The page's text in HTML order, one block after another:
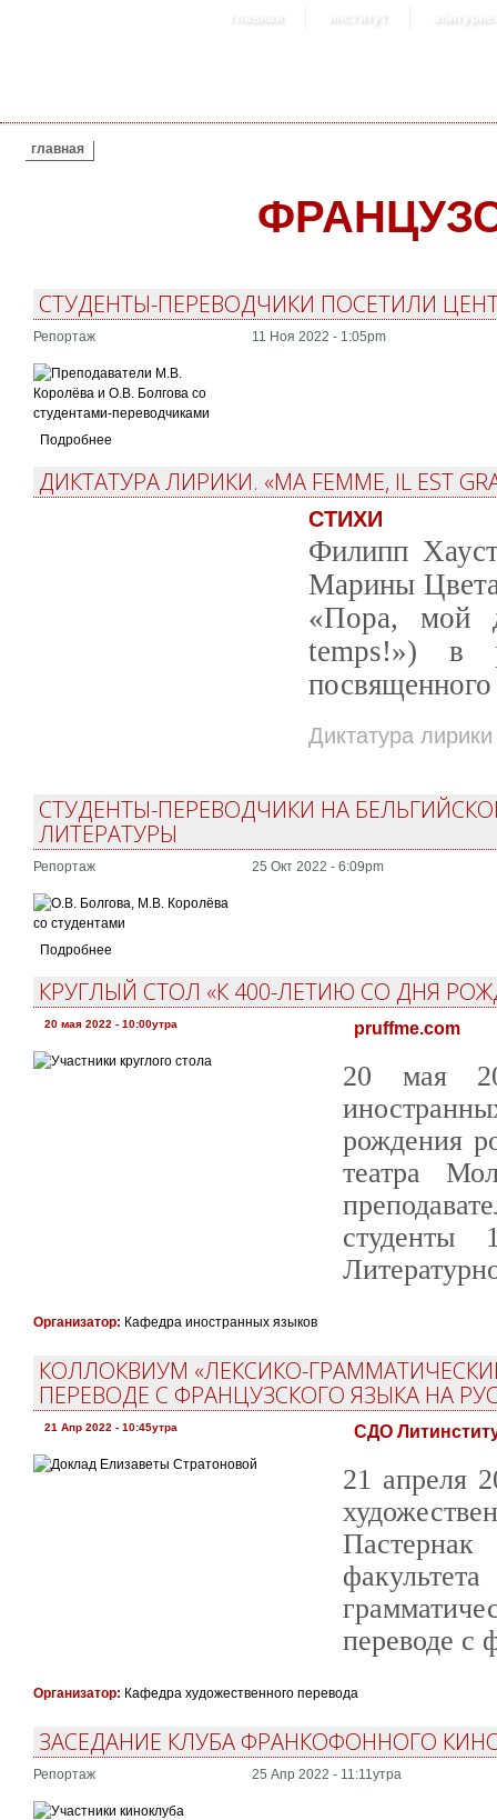
главная институт
ВЫ ЗДЕСЬ
главная
СТУДЕНТЫ-ПЕРЕВОДЧИКИ ПОСЕТИЛИ
Репортаж 11 Ноя 2022 - 1:05pm
Подробнее
ДИКТАТУРА ЛИРИКИ. «MA FEMME, IL EST
СТИХИ
Филипп
Марины
«Пора, мой
temps!») в
Диктатура лирики
СТУДЕНТЫ-ПЕРЕВОДЧИКИ НА
ЛИТЕРАТУРЫ
Репортаж 25 Окт 2022 - 6:09pm
Подробнее
КРУГЛЫЙ СТОЛ «К 400-ЛЕТИЮ СО ДНЯ
20 мая 2022 - 10:00утра pruffme.com
20 мая
рождения
театра
Организатор: Кафедра иностранных языков
КОЛЛОКВИУМ «ЛЕКСИКО-
ПЕРЕВОДЕ С ФРАНЦУЗСКОГО ЯЗЫКА НА
21 Апр 2022 - 10:45утра СДО
21 апреля
переводе с
Организатор: Кафедра художественного перевода
ЗАСЕДАНИЕ КЛУБА ФРАНКОФОННОГО
Репортаж 25 Апр 2022 - 11:11утра